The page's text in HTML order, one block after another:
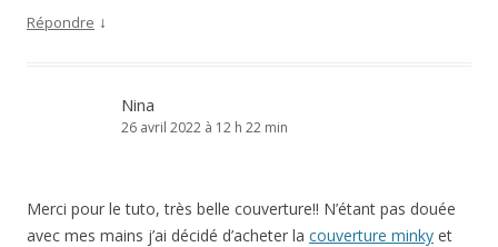
Répondre ↓
Nina
26 avril 2022 à 12 h 22 min
Merci pour le tuto, très belle couverture!! N’étant pas douée
avec mes mains j’ai décidé d’acheter la couverture minky et